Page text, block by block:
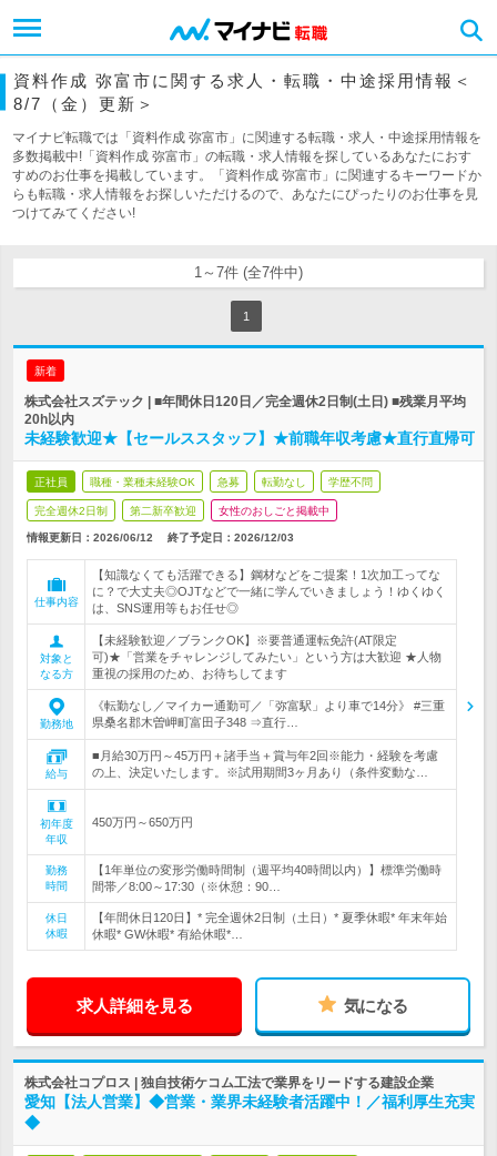
資料作成 弥富市に関する求人・転職・中途採用情報＜
8/7（金）更新＞
マイナビ転職では「資料作成 弥富市」に関連する転職・求人・中途採用情報を
多数掲載中!「資料作成 弥富市」の転職・求人情報を探しているあなたにおす
すめのお仕事を掲載しています。「資料作成 弥富市」に関連するキーワードか
らも転職・求人情報をお探しいただけるので、あなたにぴったりのお仕事を見
つけてみてください!
1～7件 (全7件中)
1
新着
株式会社スズテック | ■年間休日120日／完全週休2日制(土日) ■残業月平均
20h以内
未経験歓迎★【セールススタッフ】★前職年収考慮★直行直帰可
正社員 職種・業種未経験OK 急募 転勤なし 学歴不問
完全週休2日制 第二新卒歓迎 女性のおしごと掲載中
情報更新日：2026/06/12 終了予定日： 2026/12/03
仕事内容
【知識なくても活躍できる】鋼材などをご提案！1次加工ってな
に？で大丈夫◎OJTなどで一緒に学んでいきましょう！ゆくゆく
は、SNS運用等もお任せ◎
対象と
なる方
【未経験歓迎／ブランクOK】※要普通運転免許(AT限定
可)★「営業をチャレンジしてみたい」という方は大歓迎 ★人物
重視の採用のため、お待ちしてます
勤務地
《転勤なし／マイカー通勤可／「弥富駅」より車で14分》 #三重
県桑名郡木曽岬町富田子348 ⇒直行…
給与
■月給30万円～45万円＋諸手当＋賞与年2回※能力・経験を考慮
の上、決定いたします。※試用期間3ヶ月あり（条件変動な…
初年度
年収
450万円～650万円
勤務
時間
【1年単位の変形労働時間制（週平均40時間以内）】標準労働時
間帯／8:00～17:30（※休憩：90…
休日
休暇
【年間休日120日】* 完全週休2日制（土日）* 夏季休暇* 年末年始
休暇* GW休暇* 有給休暇*…
求人詳細を見る 気になる
株式会社コプロス | 独自技術ケコム工法で業界をリードする建設企業
愛知【法人営業】◆営業・業界未経験者活躍中！／福利厚生充実
◆